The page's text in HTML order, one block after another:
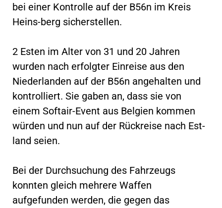
bei einer Kontrolle auf der B56n im Kreis
Heins-berg sicherstellen.
2 Esten im Alter von 31 und 20 Jahren
wurden nach erfolgter Einreise aus den
Niederlanden auf der B56n angehalten und
kontrolliert. Sie gaben an, dass sie von
einem Softair-Event aus Belgien kommen
würden und nun auf der Rückreise nach Est-
land seien.
Bei der Durchsuchung des Fahrzeugs
konnten gleich mehrere Waffen
aufgefunden werden, die gegen das